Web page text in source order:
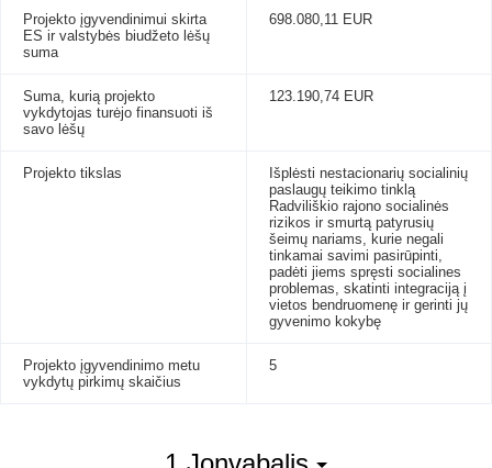
Projekto įgyvendinimui skirta
ES ir valstybės biudžeto lėšų
suma
698.080,11 EUR
Suma, kurią projekto
vykdytojas turėjo finansuoti iš
savo lėšų
123.190,74 EUR
Projekto tikslas
Išplėsti nestacionarių socialinių
paslaugų teikimo tinklą
Radviliškio rajono socialinės
rizikos ir smurtą patyrusių
šeimų nariams, kurie negali
tinkamai savimi pasirūpinti,
padėti jiems spręsti socialines
problemas, skatinti integraciją į
vietos bendruomenę ir gerinti jų
gyvenimo kokybę
Projekto įgyvendinimo metu
vykdytų pirkimų skaičius
5